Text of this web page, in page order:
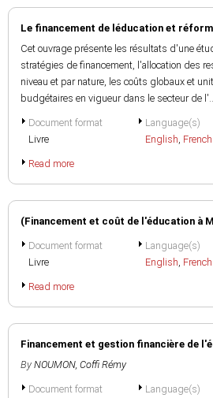
Le financement de léducation et
Cet ouvrage présente les résultats d'une
stratégies de financement, l'allocation des
niveau et par nature, les coûts globaux et
budgétaires en vigueur dans le secteur de
Document format
Livre
Language(s)
English, French
Read more
(Financement et coût de l'éducation à
Document format
Livre
Language(s)
English, French
Read more
Financement et gestion financière de
By NOUMON, Coffi Rémy
Document format
Language(s)